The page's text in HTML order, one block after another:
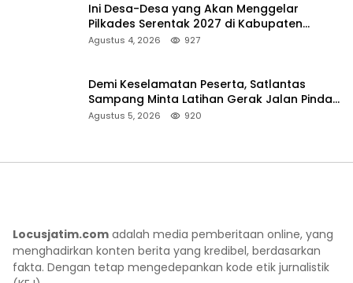
Ini Desa-Desa yang Akan Menggelar
Pilkades Serentak 2027 di Kabupaten
Sumenep
Agustus 4, 2026 927
Demi Keselamatan Peserta, Satlantas
Sampang Minta Latihan Gerak Jalan Pindah
ke Lokasi Aman
Agustus 5, 2026 920
Locusjatim.com adalah media pemberitaan online, yang
menghadirkan konten berita yang kredibel, berdasarkan
fakta. Dengan tetap mengedepankan kode etik jurnalistik